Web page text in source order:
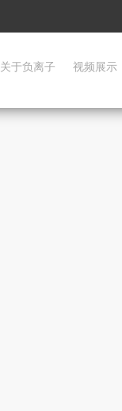
关于负离子 视频展示